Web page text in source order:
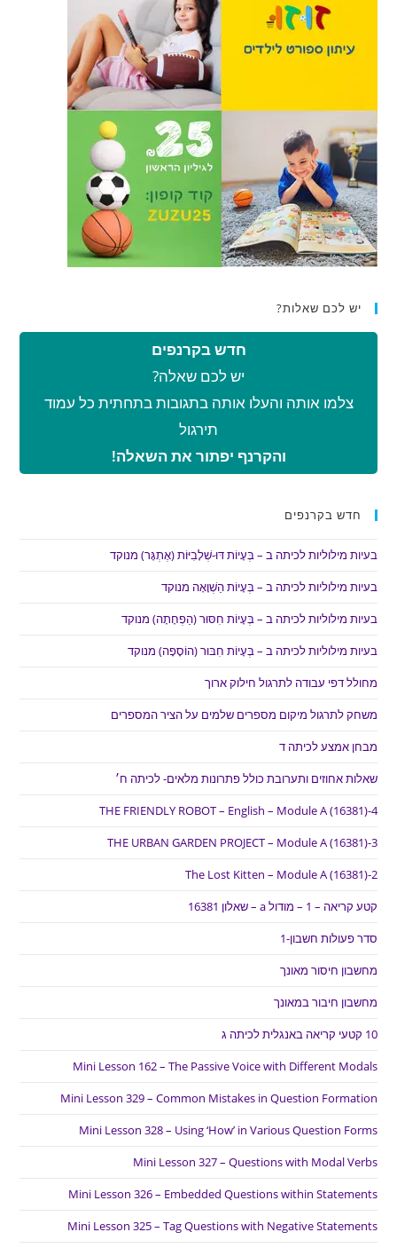
יש לכם שאלות?
חדש בקרנפים
יש לכם שאלה?
צלמו אותה והעלו אותה בתגובות בתחתית כל עמוד
תירגול
והקרנף יפתור את השאלה!
חדש בקרנפים
בעיות מילוליות לכיתה ב – בְּעָיוֹת דּוּ-שְׁלָבִיּוֹת (אֶתְגָּר) מנוקד
בעיות מילוליות לכיתה ב – בְּעָיוֹת הַשְׁוָאָה מנוקד
בעיות מילוליות לכיתה ב – בְּעָיוֹת חִסּוּר (הַפְחָתָה) מנוקד
בעיות מילוליות לכיתה ב – בְּעָיוֹת חִבּוּר (הוֹסָפָה) מנוקד
מחולל דפי עבודה לתרגול חילוק ארוך
משחק לתרגול מיקום מספרים שלמים על הציר המספרים
מבחן אמצע לכיתה ד
שאלות אחוזים ותערובת כולל פתרונות מלאים- לכיתה ח׳
THE FRIENDLY ROBOT – English – Module A (16381)-4
THE URBAN GARDEN PROJECT – Module A (16381)-3
The Lost Kitten – Module A (16381)-2
קטע קריאה – 1 – מודול a – שאלון 16381
סדר פעולות חשבון-1
מחשבון חיסור מאונך
מחשבון חיבור במאונך
10 קטעי קריאה באנגלית לכיתה ג
Mini Lesson 162 – The Passive Voice with Different Modals
Mini Lesson 329 – Common Mistakes in Question Formation
Mini Lesson 328 – Using ‘How’ in Various Question Forms
Mini Lesson 327 – Questions with Modal Verbs
Mini Lesson 326 – Embedded Questions within Statements
Mini Lesson 325 – Tag Questions with Negative Statements